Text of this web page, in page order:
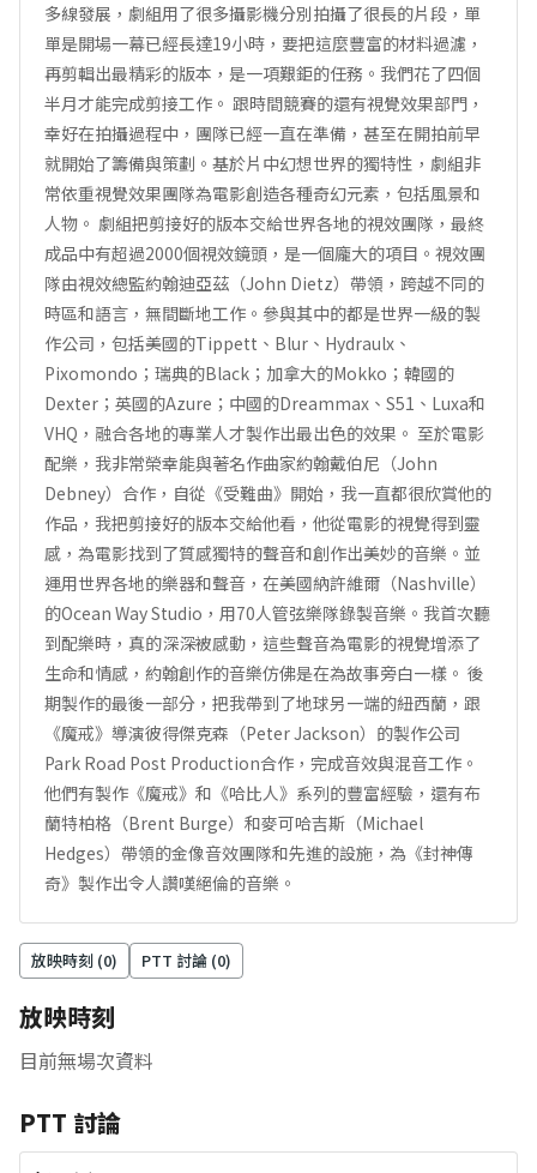
多線發展，劇組用了很多攝影機分別拍攝了很長的片段，單
單是開場一幕已經長達19小時，要把這麼豐富的材料過濾，
再剪輯出最精彩的版本，是一項艱鉅的任務。我們花了四個
半月才能完成剪接工作。 跟時間競賽的還有視覺效果部門，
幸好在拍攝過程中，團隊已經一直在準備，甚至在開拍前早
就開始了籌備與策劃。基於片中幻想世界的獨特性，劇組非
常依重視覺效果團隊為電影創造各種奇幻元素，包括風景和
人物。 劇組把剪接好的版本交給世界各地的視效團隊，最終
成品中有超過2000個視效鏡頭，是一個龐大的項目。視效團
隊由視效總監約翰迪亞茲（John Dietz）帶領，跨越不同的
時區和語言，無間斷地工作。參與其中的都是世界一級的製
作公司，包括美國的Tippett、Blur、Hydraulx、
Pixomondo；瑞典的Black；加拿大的Mokko；韓國的
Dexter；英國的Azure；中國的Dreammax、S51、Luxa和
VHQ，融合各地的專業人才製作出最出色的效果。 至於電影
配樂，我非常榮幸能與著名作曲家約翰戴伯尼（John
Debney）合作，自從《受難曲》開始，我一直都很欣賞他的
作品，我把剪接好的版本交給他看，他從電影的視覺得到靈
感，為電影找到了質感獨特的聲音和創作出美妙的音樂。並
運用世界各地的樂器和聲音，在美國納許維爾（Nashville）
的Ocean Way Studio，用70人管弦樂隊錄製音樂。我首次聽
到配樂時，真的深深被感動，這些聲音為電影的視覺增添了
生命和情感，約翰創作的音樂仿佛是在為故事旁白一樣。 後
期製作的最後一部分，把我帶到了地球另一端的紐西蘭，跟
《魔戒》導演彼得傑克森（Peter Jackson）的製作公司
Park Road Post Production合作，完成音效與混音工作。
他們有製作《魔戒》和《哈比人》系列的豐富經驗，還有布
蘭特柏格（Brent Burge）和麥可哈吉斯（Michael
Hedges）帶領的金像音效團隊和先進的設施，為《封神傳
奇》製作出令人讚嘆絕倫的音樂。
放映時刻 (0) PTT 討論 (0)
放映時刻
目前無場次資料
PTT 討論